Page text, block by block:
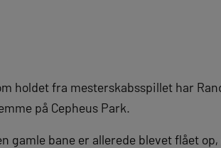
holdet fra mesterskabsspillet har
på Cepheus Park.
gamle bane er allerede blevet flået